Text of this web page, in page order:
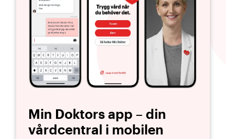
Min Doktors app – din
vårdcentral i mobilen